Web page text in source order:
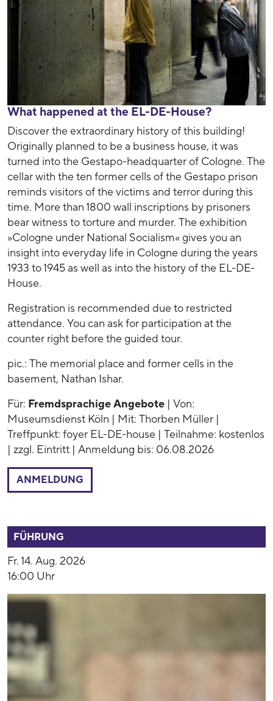
What happened at the EL-DE-House?
Discover the extraordinary history of this building!
Originally planned to be a business house, it was
turned into the Gestapo-headquarter of Cologne. The
cellar with the ten former cells of the Gestapo prison
reminds visitors of the victims and terror during this
time. More than 1800 wall inscriptions by prisoners
bear witness to torture and murder. The exhibition
»Cologne under National Socialism« gives you an
insight into everyday life in Cologne during the years
1933 to 1945 as well as into the history of the EL-DE-
House.
Registration is recommended due to restricted
attendance. You can ask for participation at the
counter right before the guided tour.
pic.: The memorial place and former cells in the
basement, Nathan Ishar.
Für: Fremdsprachige Angebote | Von:
Museumsdienst Köln | Mit: Thorben Müller |
Treffpunkt: foyer EL-DE-house | Teilnahme: kostenlos
| zzgl. Eintritt | Anmeldung bis: 06.08.2026
ANMELDUNG
FÜHRUNG
Fr. 14. Aug. 2026
16:00 Uhr